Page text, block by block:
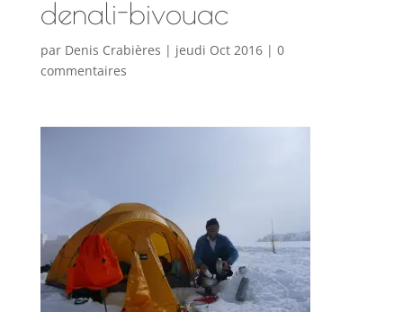
denali-bivouac
par Denis Crabières | jeudi Oct 2016| 0
commentaires